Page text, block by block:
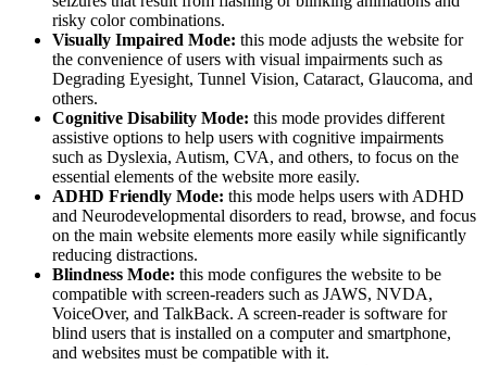
risky color combinations.
Visually Impaired Mode: this mode adjusts the website for
the convenience of users with visual impairments such as
Degrading Eyesight, Tunnel Vision, Cataract, Glaucoma, and
others.
Cognitive Disability Mode: this mode provides different
assistive options to help users with cognitive impairments
such as Dyslexia, Autism, CVA, and others, to focus on the
essential elements of the website more easily.
ADHD Friendly Mode: this mode helps users with ADHD
and Neurodevelopmental disorders to read, browse, and focus
on the main website elements more easily while significantly
reducing distractions.
Blindness Mode: this mode configures the website to be
compatible with screen-readers such as JAWS, NVDA,
VoiceOver, and TalkBack. A screen-reader is software for
blind users that is installed on a computer and smartphone,
and websites must be compatible with it.